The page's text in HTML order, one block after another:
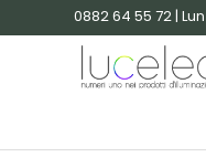
0882 64 55 72 |